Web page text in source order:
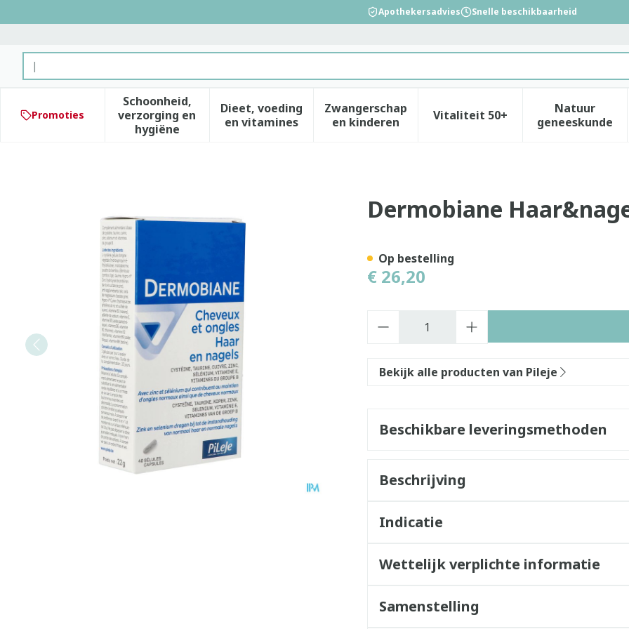
Apothekersadvies Snelle beschikbaarheid
Product, merk, categorie...
Promoties
Schoonheid,
verzorging en
hygiëne
Toon submenu voor Schoonheid, verzorging en hygiëne categorie
Dieet, voeding
en vitamines
Toon submenu voor Dieet, voeding en vitamines categorie
Zwangerschap
en kinderenToon submenu voor Zwangerschap en
Vitaliteit 50+Toon submenu voor
Natuur
geneeskunde
Toon
Dermobiane Haar&nagels Dermobiane
€ 26,20
Op bestelling
Bekijk alle producten van Pileje
Beschikbare leveringsmethoden
Beschrijving
Indicatie
Wettelijk verplichte informatie
Samenstelling